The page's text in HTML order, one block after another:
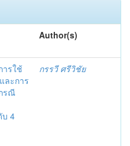
Author(s)
รใช้
ละการ
รณี
บ 4
กรรวี ศรีวิชัย